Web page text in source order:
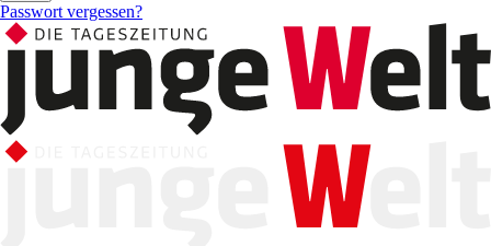
Passwort vergessen?